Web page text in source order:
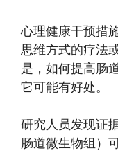
心理健康干预措
思维方式的疗法
是，如何提高肠
它可能有好处。
研究人员发现证
肠道微生物组）